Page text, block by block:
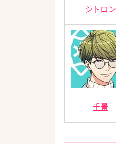
シトロン
千景